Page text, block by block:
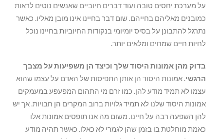
על מערכת יחסים טובה ועוד דברים חיוביים שאנשים נוטים לראות
כמובנים מאליהם בחייהם. שום דבר בחיינו אינו מובן מאליו. כאשר
נתרגל להתבונן על בסיס יומיומי בנקודות החיוביות בחיינו נוכל
לחיות חיים שמחים ומלאים יותר.
בדוק מהן אמונות היסוד שלך וכיצד הן משפיעות על מצבך
הרגשי. אמונות היסוד הן אותן התפיסות של האדם על עצמו שהוא
עצמו לא תמיד מודע להן. כמו זרם מי התהום המפעפע במעמקים
אמונות היסוד שלנו לא תמיד גלויות ברוב המקרים הן חבויות. אך יש
להן השפעה רבה על חיינו. משום מה אנו תופסים אמונות אלו
כאמת מוחלטת בו בזמן שהן לגמרי לא כאלו. כאשר תהיה מודע